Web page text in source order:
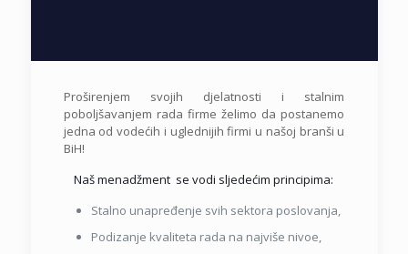
Proširenjem svojih djelatnosti i stalnim
poboljšavanjem rada firme želimo da postanemo
jedna od vodećih i uglednijih firmi u našoj branši u
BiH!
Naš menadžment se vodi sljedećim principima:
Stalno unapređenje svih sektora poslovanja,
Podizanje kvaliteta rada na najviše nivoe,